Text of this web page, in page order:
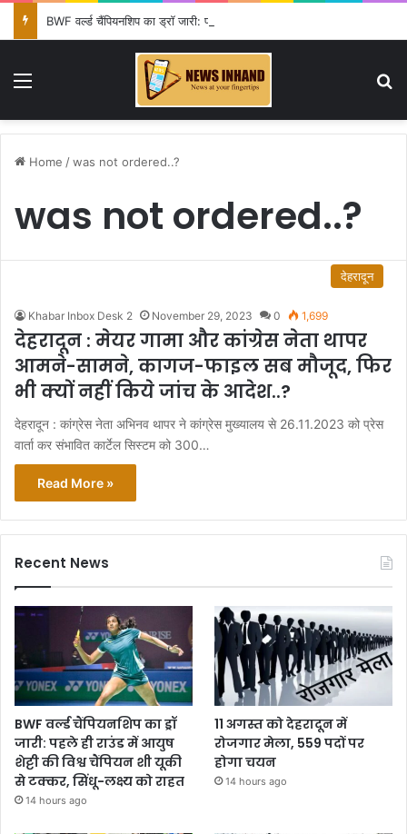
Menu
Home /was not ordered..?
was not ordered..?
देहरादून
Khabar Inbox Desk 2 November 29, 2023 0 1,699
देहरादून : मेयर गामा और कांग्रेस नेता थापर
आमने-सामने, कागज-फाइल सब मौजूद, फिर
भी क्यों नहीं किये जांच के आदेश..?
देहरादून : कांग्रेस नेता अभिनव थापर ने कांग्रेस मुख्यालय से 26.11.2023 को प्रेस
वार्ता कर संभावित कार्टेल सिस्टम को 300…
Read More »
Recent News
BWF वर्ल्ड चैंपियनशिप का ड्रॉ
जारी: पहले ही राउंड में आयुष
शेट्टी की विश्व चैंपियन शी यूकी
से टक्कर, सिंधू-लक्ष्य को राहत
14 hours ago
11 अगस्त को देहरादून में
रोजगार मेला, 559 पदों पर
होगा चयन
14 hours ago